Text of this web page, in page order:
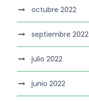
octubre 2022
septiembre 2022
julio 2022
junio 2022